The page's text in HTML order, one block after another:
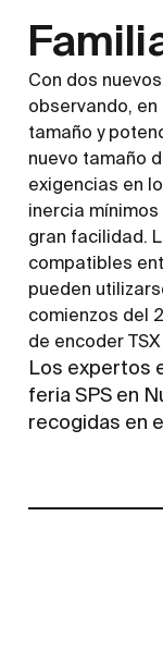
Con dos
observando,
tamaño y
nuevo tamaño
exigencias en
inercia
gran facilidad.
compatibles
pueden
comienzos del
de encoder TSX
Los expertos
feria SPS en
recogidas en